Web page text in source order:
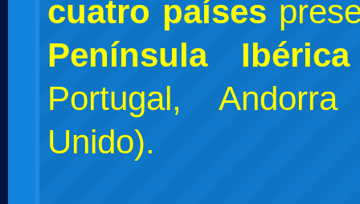
cuatro países
Península Ibérica
Portugal,
Unido).